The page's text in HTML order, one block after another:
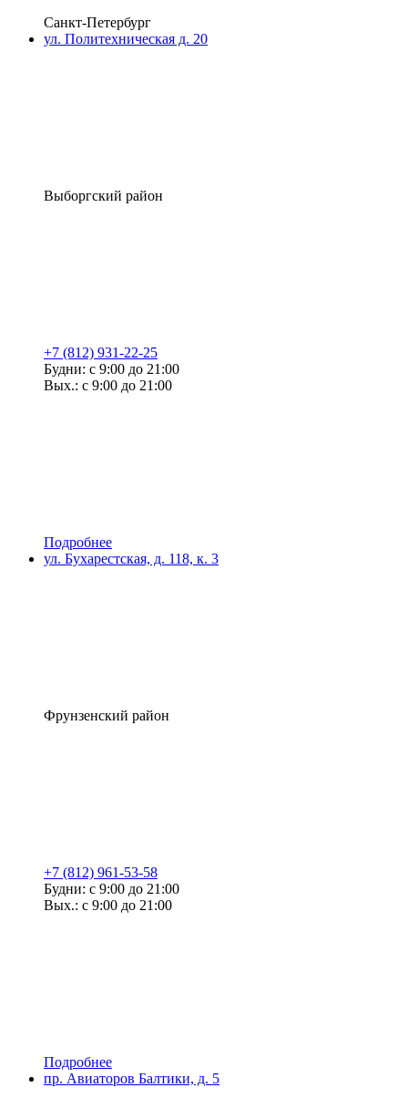
Санкт-Петербург
ул. Политехническая д. 20
Выборгский район
+7 (812) 931-22-25
Будни: с 9:00 до 21:00
Вых.: с 9:00 до 21:00
Подробнее
ул. Бухарестская, д. 118, к. 3
Фрунзенский район
+7 (812) 961-53-58
Будни: с 9:00 до 21:00
Вых.: с 9:00 до 21:00
Подробнее
пр. Авиаторов Балтики, д. 5